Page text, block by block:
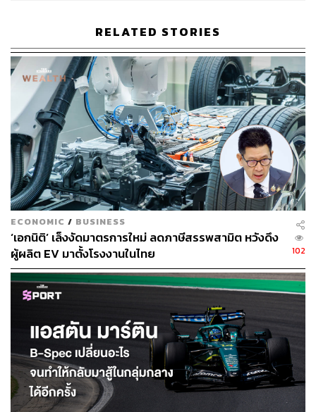
สามารถติดตาม THE STANDARD WEALTH
ผ่านแอปพลิเคชันต่างๆ ที่คุณสะดวกหรือใช้งานอยู่แล้วได้เลย
TAGS: รถยนต์ไฟฟ้า - Electric Vehicle
บริษัท ฮอนด้า ออโตโมบิล (ประเทศไทย) จำกัด
Noriyuki Takakura
Honda
ABOUT THE AUTHOR
ประลองยุทธ ผงงอย
THE STANDARD WEALTH Feature Editor
RELATED STORIES
ECONOMIC / BUSINESS
‘เอกนิติ’ เล็งงัดมาตรการใหม่ ลดภาษีสรรพสามิต หวังดึง
ผู้ผลิต EV มาตั้งโรงงานในไทย
102